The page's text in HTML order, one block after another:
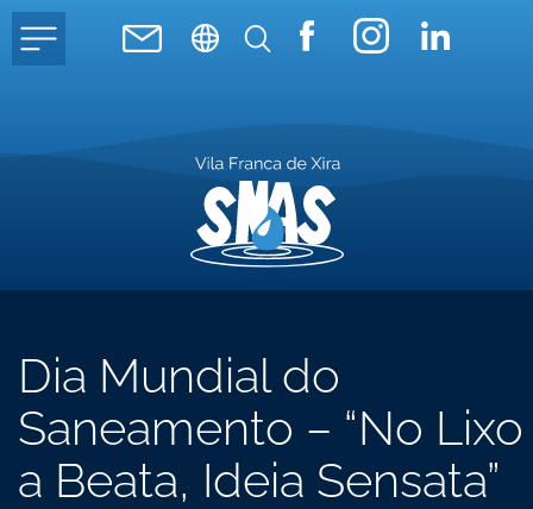
Dia Mundial do
Saneamento – “No Lixo
a Beata, Ideia Sensata”